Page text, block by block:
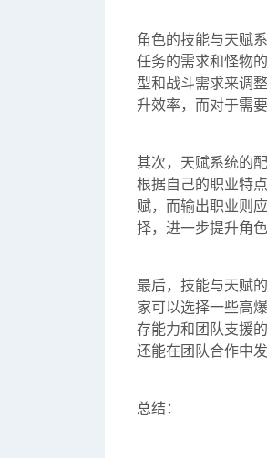
角色的技能与天赋
任务的需求和怪物
型和战斗需求来调
升效率，而对于需
其次，天赋系统的
根据自己的职业特
赋，而输出职业则
择，进一步提升角
最后，技能与天赋
家可以选择一些高
存能力和团队支援
还能在团队合作中
总结：